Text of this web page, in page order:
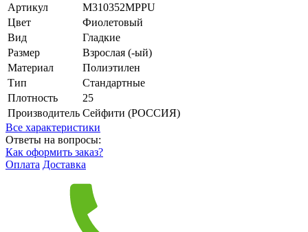
Артикул
M310352MPPU
Цвет
Фиолетовый
Вид
Гладкие
Размер
Взрослая (-ый)
Материал
Полиэтилен
Тип
Стандартные
Плотность
25
Производитель Сейфити (РОССИЯ)
Все характеристики
Ответы на вопросы:
Как оформить заказ?
Оплата Доставка